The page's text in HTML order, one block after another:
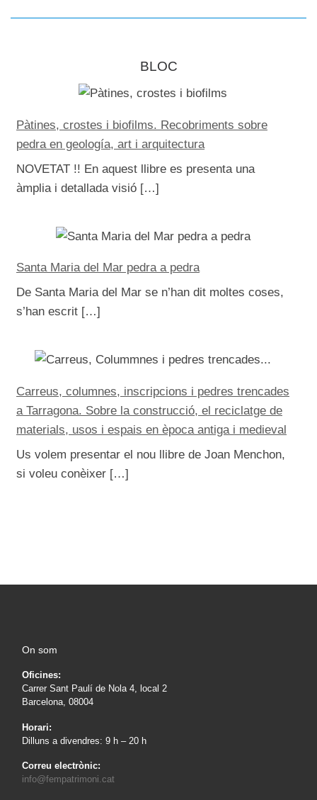
Tècniques
analítiques
>
Experiènci
a
>
Difusió
>
R+D+i
BLOC
Pàtines, crostes i biofilms. Recobriments sobre
pedra en geología, art i arquitectura
NOVETAT !! En aquest llibre es presenta una
àmplia i detallada visió […]
Santa Maria del Mar pedra a pedra
De Santa Maria del Mar se n’han dit moltes coses,
s’han escrit […]
Carreus, columnes, inscripcions i pedres trencades
a Tarragona. Sobre la construcció, el reciclatge de
materials, usos i espais en època antiga i medieval
Us volem presentar el nou llibre de Joan Menchon,
si voleu conèixer […]
On som
Oficines:
Carrer Sant Paulí de Nola 4, local 2
Barcelona, 08004
Horari:
Dilluns a divendres: 9 h – 20 h
Correu electrònic:
info@fempatrimoni.cat